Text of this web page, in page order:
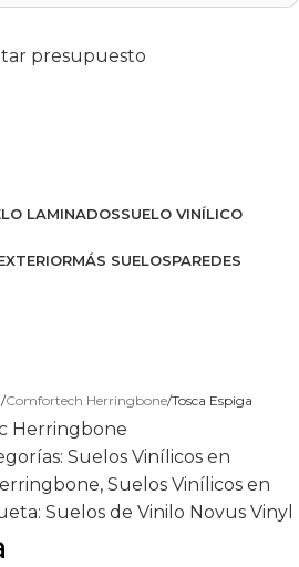
presupuesto
LAMINADOSSUELO VINÍLICO
MÁS SUELOSPAREDES
Comfortech Herringbone Tosca Espiga
Suelos Vinílicos en
, Suelos Vinílicos en
Suelos de Vinilo Novus Vinyl